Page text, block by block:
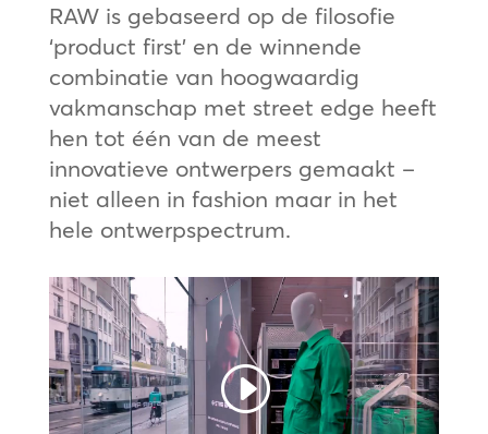
RAW is gebaseerd op de filosofie
‘product first’ en de winnende
combinatie van hoogwaardig
vakmanschap met street edge heeft
hen tot één van de meest
innovatieve ontwerpers gemaakt –
niet alleen in fashion maar in het
hele ontwerpspectrum.